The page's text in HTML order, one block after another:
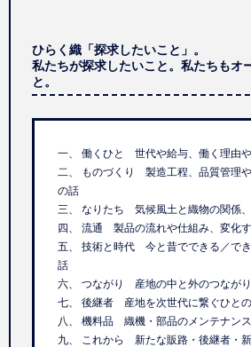
ひらく織「探求したいこと」。
私たちが探求したいこと。私たちもオ
と。
一、 働くひと 世代や給与、働く理由
二、 ものづくり 製造工程、品質管理
の話
三、 なりたち 気候風土と織物の関係
四、 流通 製品の流れや仕組み、変化
五、 技術と時代 今と昔でできる／で
話
六、 つながり 産地の中と外のつなが
七、 後継者 産地を次世代に繋ぐひと
八、 機料品 織機・部品のメンテナン
九、 これから 新たな販路・後継者・